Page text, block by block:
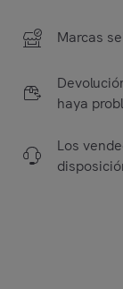
Marcas
haya
Los